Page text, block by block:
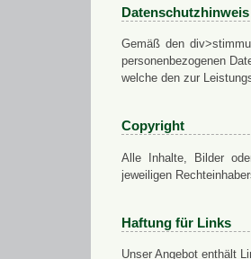
Datenschutzhinweis
Gemäß den
personenbezogenen
welche den zur
Copyright
Alle Inhalte, Bilder
jeweiligen
Haftung für Links
Unser Angebot enthält